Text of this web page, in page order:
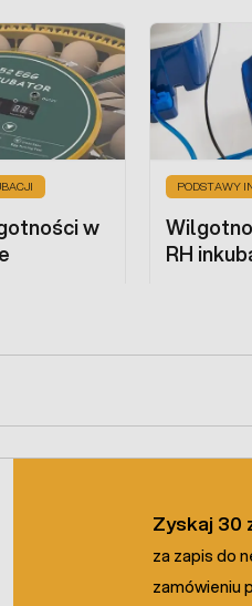
w
PODSTAWY
RH
Zyskaj 30
za zapis do
zamówieniu